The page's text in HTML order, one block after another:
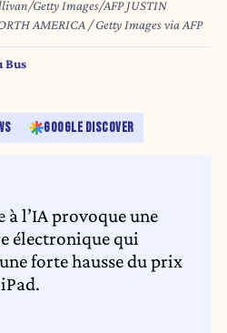
AMERICA / Getty Images via AFP
Bus
GOOGLE DISCOVER
à l’IA provoque une
électronique qui
forte hausse du prix